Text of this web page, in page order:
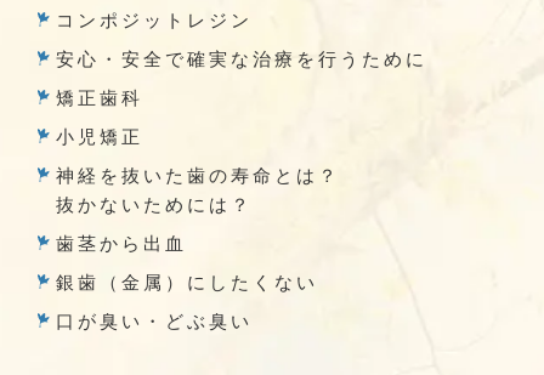
コンポジットレジン
安心・安全で確実な治療を行うために
矯正歯科
小児矯正
神経を抜いた歯の寿命とは？
抜かないためには？
歯茎から出血
銀歯（金属）にしたくない
口が臭い・どぶ臭い